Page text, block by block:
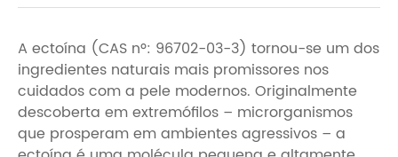
A ectoína (CAS nº: 96702-03-3) tornou-se um dos
ingredientes naturais mais promissores nos
cuidados com a pele modernos. Originalmente
descoberta em extremófilos – microrganismos
que prosperam em ambientes agressivos – a